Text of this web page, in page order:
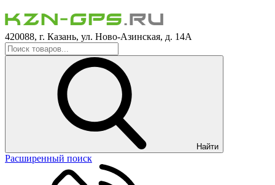
420088, г. Казань, ул. Ново-Азинская, д. 14А
Найти
Расширенный поиск